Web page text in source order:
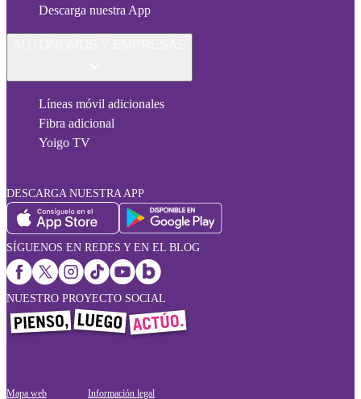
Descarga nuestra App
Líneas móvil adicionales
Fibra adicional
Yoigo TV
DESCARGA NUESTRA APP
SÍGUENOS EN REDES Y EN EL BLOG
NUESTRO PROYECTO SOCIAL
Mapa web Información legal